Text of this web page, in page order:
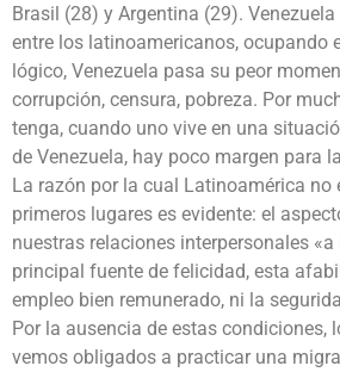
Brasil (28) y Argentina (29).
entre los latinoamericanos, ocupando
lógico, Venezuela pasa su peor
corrupción, censura, pobreza. Por
tenga, cuando uno vive en una
de Venezuela, hay poco margen para
La razón por la cual Latinoamérica no
primeros lugares es evidente: el
nuestras relaciones interpersonales
principal fuente de felicidad, esta
empleo bien remunerado, ni la
Por la ausencia de estas condiciones,
vemos obligados a practicar una